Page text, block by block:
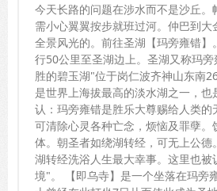
今天长路的问题在涉水而不是沙丘。
需小心翼翼按步就班过河。仲巴到
全景风光的。前往圣湖【玛旁雍错
行50公里至圣湖边上。圣湖又称玛
胜的碧玉湖"位于岗仁波齐神山东南
是世界上海拔最高的淡水湖之一，
认：玛旁雍错是胜乐大尊赐给人类的
可清除心灵各种亡念，烦恼及罪孽
体。朝圣者如绕湖转经，可无上公
湖转经洗浴人生最大幸事。这里也
境"。 【即乌寺】是一个坐落在玛旁